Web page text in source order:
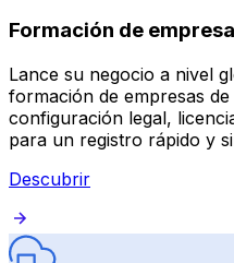
Formación de
Lance su negocio a nivel
formación de empresas
configuración legal,
para un registro rápido y
Descubrir